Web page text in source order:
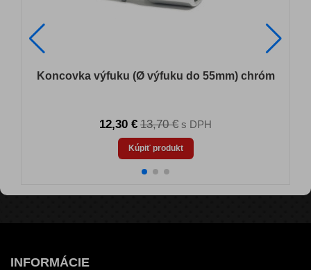
Koncovka výfuku (Ø výfuku do 55mm) chróm
12,30 € 13,70 € s DPH
Kúpiť produkt
INFORMÁCIE